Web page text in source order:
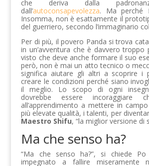
che deriva dalla
dall’autoconsapevolezza. Ma perché
Insomma, non è esattamente il
del guerriero, secondo l’immaginario
Per di più, il povero Panda si trova
in un’avventura che è davvero troppo
visto che deve anche formare il suo
però, non è mai un atto tecnico o
significa aiutare gli altri a scoprire i
creare le condizioni perché siano
il meglio. Lo scopo di ogni
dovrebbe essere incoraggiare
all’apprendimento a mettere in
più elevate qualità, i talenti, per
Maestro Shifu, “la miglior versione di
Ma che senso ha?
“Ma che senso ha?”, si chiede
impegnato a fallire miseramente